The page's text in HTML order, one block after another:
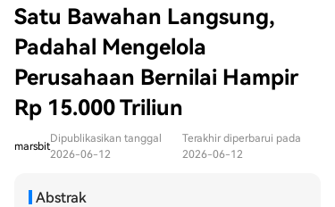
Satu Bawahan Langsung,
Padahal Mengelola
Perusahaan Bernilai Hampir
Rp 15.000 Triliun
marsbit
Dipublikasikan tanggal
2026-06-12
Terakhir diperbarui pada
2026-06-12
Abstrak